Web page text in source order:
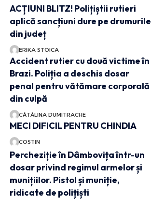
ACȚIUNI BLITZ! Polițiștii rutieri
aplică sancțiuni dure pe drumurile
din județ
ERIKA STOICA
Accident rutier cu două victime în
Brazi. Poliția a deschis dosar
penal pentru vătămare corporală
din culpă
CĂTĂLINA DUMITRACHE
MECI DIFICIL PENTRU CHINDIA
COSTIN
Percheziție în Dâmbovița într-un
dosar privind regimul armelor și
munițiilor. Pistol și muniție,
ridicate de polițiști